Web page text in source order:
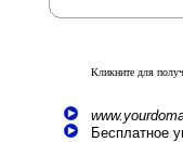
Кликните для
Бесплатное